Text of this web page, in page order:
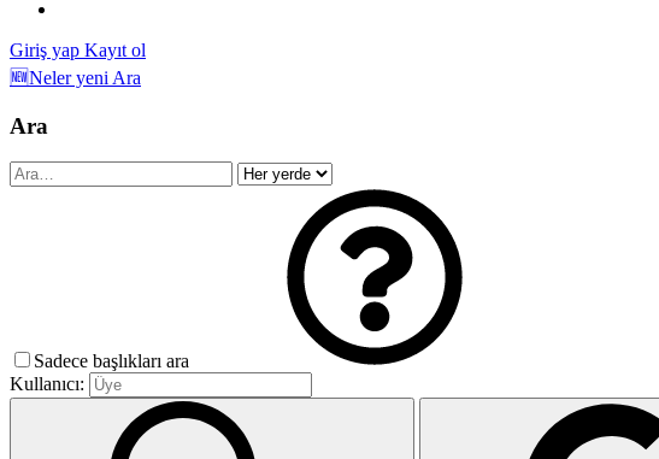
Giriş yap Kayıt ol
🆕Neler yeni Ara
Ara
Sadece başlıkları ara
Kullanıcı: